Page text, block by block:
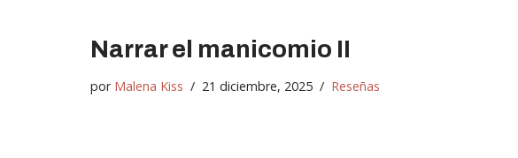
Narrar el manicomio II
por Malena Kiss 21 diciembre, 2025 Reseñas